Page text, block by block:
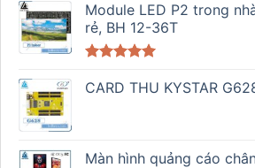
Module LED P2 trong
rẻ, BH 12-36T
hạng5.00
CARD THU KYSTAR
Màn hình quảng cáo